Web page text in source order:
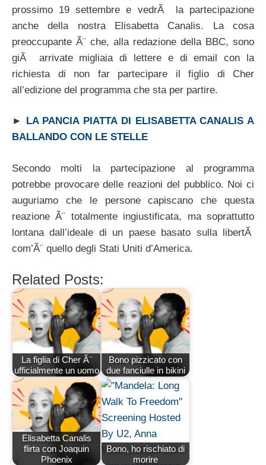
prossimo 19 settembre e vedrÃ la partecipazione
anche della nostra Elisabetta Canalis. La cosa
preoccupante Ã¨ che, alla redazione della BBC, sono
giÃ arrivate migliaia di lettere e di email con la
richiesta di non far partecipare il figlio di Cher
all’edizione del programma che sta per partire.
►
LA PANCIA PIATTA DI ELISABETTA CANALIS A
BALLANDO CON LE STELLE
Secondo molti la partecipazione al programma
potrebbe provocare delle reazioni del pubblico. Noi ci
auguriamo che le persone capiscano che questa
reazione Ã¨ totalmente ingiustificata, ma soprattutto
lontana dall’ideale di un paese basato sulla libertÃ
com’Ã¨ quello degli Stati Uniti d’America.
Related Posts:
La figlia di Cher Ã¨
ufficialmente un uomo
Bono pizzicato con
due fanciulle in bikini
Elisabetta Canalis
flirta con Joaquin
Phoenix
Bono, ho rischiato di
morire